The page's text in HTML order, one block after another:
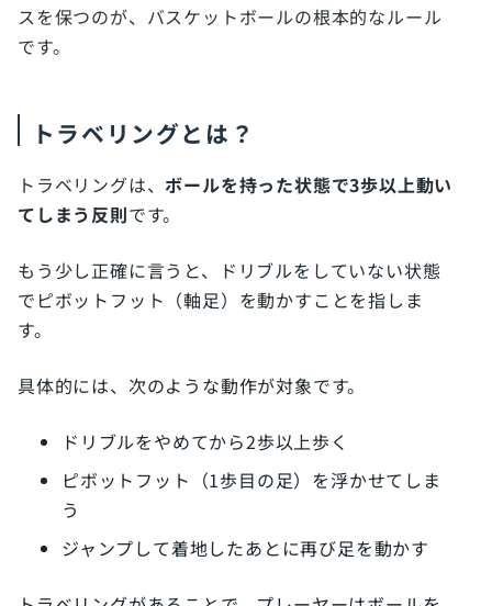
スを保つのが、バスケットボールの根本的なルール
です。
トラベリングとは？
トラベリングは、ボールを持った状態で3歩以上動い
てしまう反則です。
もう少し正確に言うと、ドリブルをしていない状態
でピボットフット（軸足）を動かすことを指しま
す。
具体的には、次のような動作が対象です。
ドリブルをやめてから2歩以上歩く
ピボットフット（1歩目の足）を浮かせてしま
う
ジャンプして着地したあとに再び足を動かす